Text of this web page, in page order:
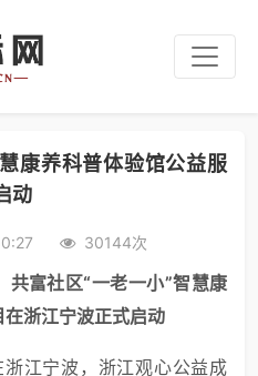
康养科普体验馆公益服
动
30144次
共富社区“一老一小”智慧康
浙江宁波正式启动
江宁波，浙江观心公益成